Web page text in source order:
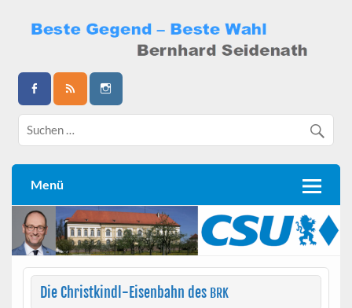
content
Bernhard Seidenath
Menü
Die Christkindl-Eisenbahn des BRK